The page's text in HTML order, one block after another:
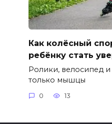
Как колёсный
ребёнку стать
Ролики, велосипед
только мышцы
0 13